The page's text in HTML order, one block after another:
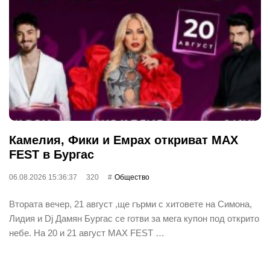
Камелия, Фики и Емрах откриват MAX
FEST в Бургас
06.08.2026 15:36:37 320 Общество
Втората вечер, 21 август ,ще гърми с хитовете на Симона,
Лидия и Dj Дамян Бургас се готви за мега купон под открито
небе. На 20 и 21 август MAX FEST …